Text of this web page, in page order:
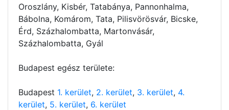
Oroszlány, Kisbér, Tatabánya, Pannonhalma,
Bábolna, Komárom, Tata, Pilisvörösvár, Bicske,
Érd, Százhalombatta, Martonvásár,
Százhalombatta, Gyál
Budapest egész területe:
Budapest 1. kerület, 2. kerület, 3. kerület, 4.
kerület, 5. kerület, 6. kerület